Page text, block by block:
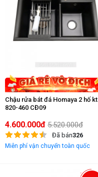
Chậu rửa bát đá Homaya 2 hố kt
820-460 CĐ09
4.600.000đ 5.520.000đ
Đã bán326
Miễn phí vận chuyển toàn quốc